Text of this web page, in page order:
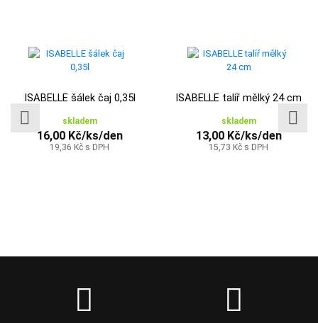
ISABELLE šálek čaj 0,35l
skladem
16,00 Kč/ks/den
19,36 Kč s DPH
ISABELLE talíř mělký 24 cm
skladem
13,00 Kč/ks/den
15,73 Kč s DPH